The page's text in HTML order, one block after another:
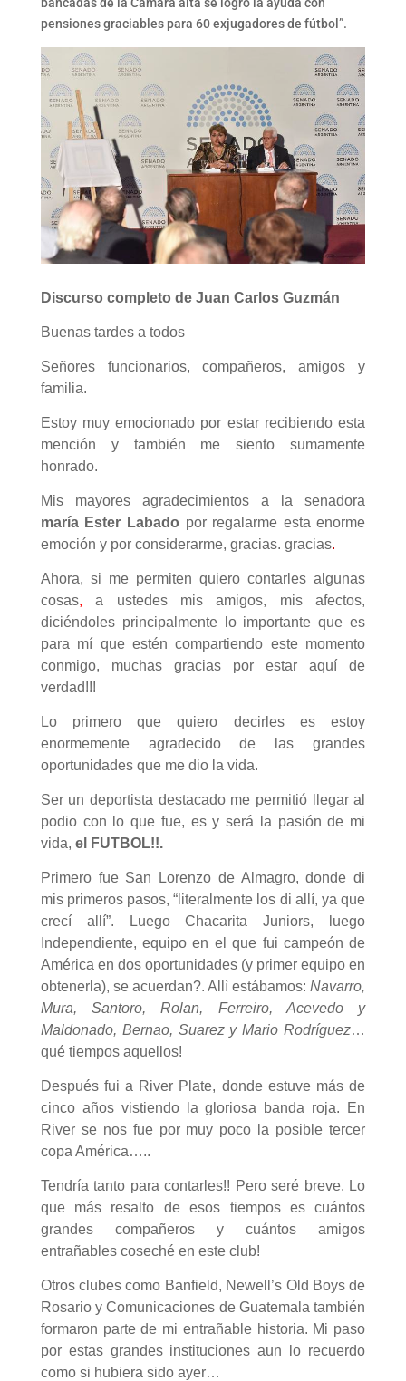
pensiones graciables para 60 exjugadores de fútbol”.
Discurso completo de Juan Carlos Guzmán
Buenas tardes a todos
Señores funcionarios, compañeros, amigos y
familia.
Estoy muy emocionado por estar recibiendo esta
mención y también me siento sumamente
honrado.
Mis mayores agradecimientos a la senadora
maría Ester Labado por regalarme esta enorme
emoción y por considerarme, gracias. gracias.
Ahora, si me permiten quiero contarles algunas
cosas,a ustedes mis amigos, mis afectos,
diciéndoles principalmente lo importante que es
para mí que estén compartiendo este momento
conmigo, muchas gracias por estar aquí de
verdad!!!
Lo primero que quiero decirles es estoy
enormemente agradecido de las grandes
oportunidades que me dio la vida.
Ser un deportista destacado me permitió llegar al
podio con lo que fue, es y será la pasión de mi
vida, el FUTBOL!!.
Primero fue San Lorenzo de Almagro, donde di
mis primeros pasos, “literalmente los di allí, ya que
crecí allí”. Luego Chacarita Juniors, luego
Independiente, equipo en el que fui campeón de
América en dos oportunidades (y primer equipo en
obtenerla), se acuerdan?. Allì estábamos:Navarro,
Mura, Santoro, Rolan, Ferreiro, Acevedo y
Maldonado, Bernao, Suarez y Mario Rodríguez…
qué tiempos aquellos!
Después fui a River Plate, donde estuve más de
cinco años vistiendo la gloriosa banda roja. En
River se nos fue por muy poco la posible tercer
copa América…..
Tendría tanto para contarles!! Pero seré breve. Lo
que más resalto de esos tiempos es cuántos
grandes compañeros y cuántos amigos
entrañables coseché en este club!
Otros clubes como Banfield, Newell’s Old Boys de
Rosario y Comunicaciones de Guatemala también
formaron parte de mi entrañable historia. Mi paso
por estas grandes instituciones aun lo recuerdo
como si hubiera sido ayer…